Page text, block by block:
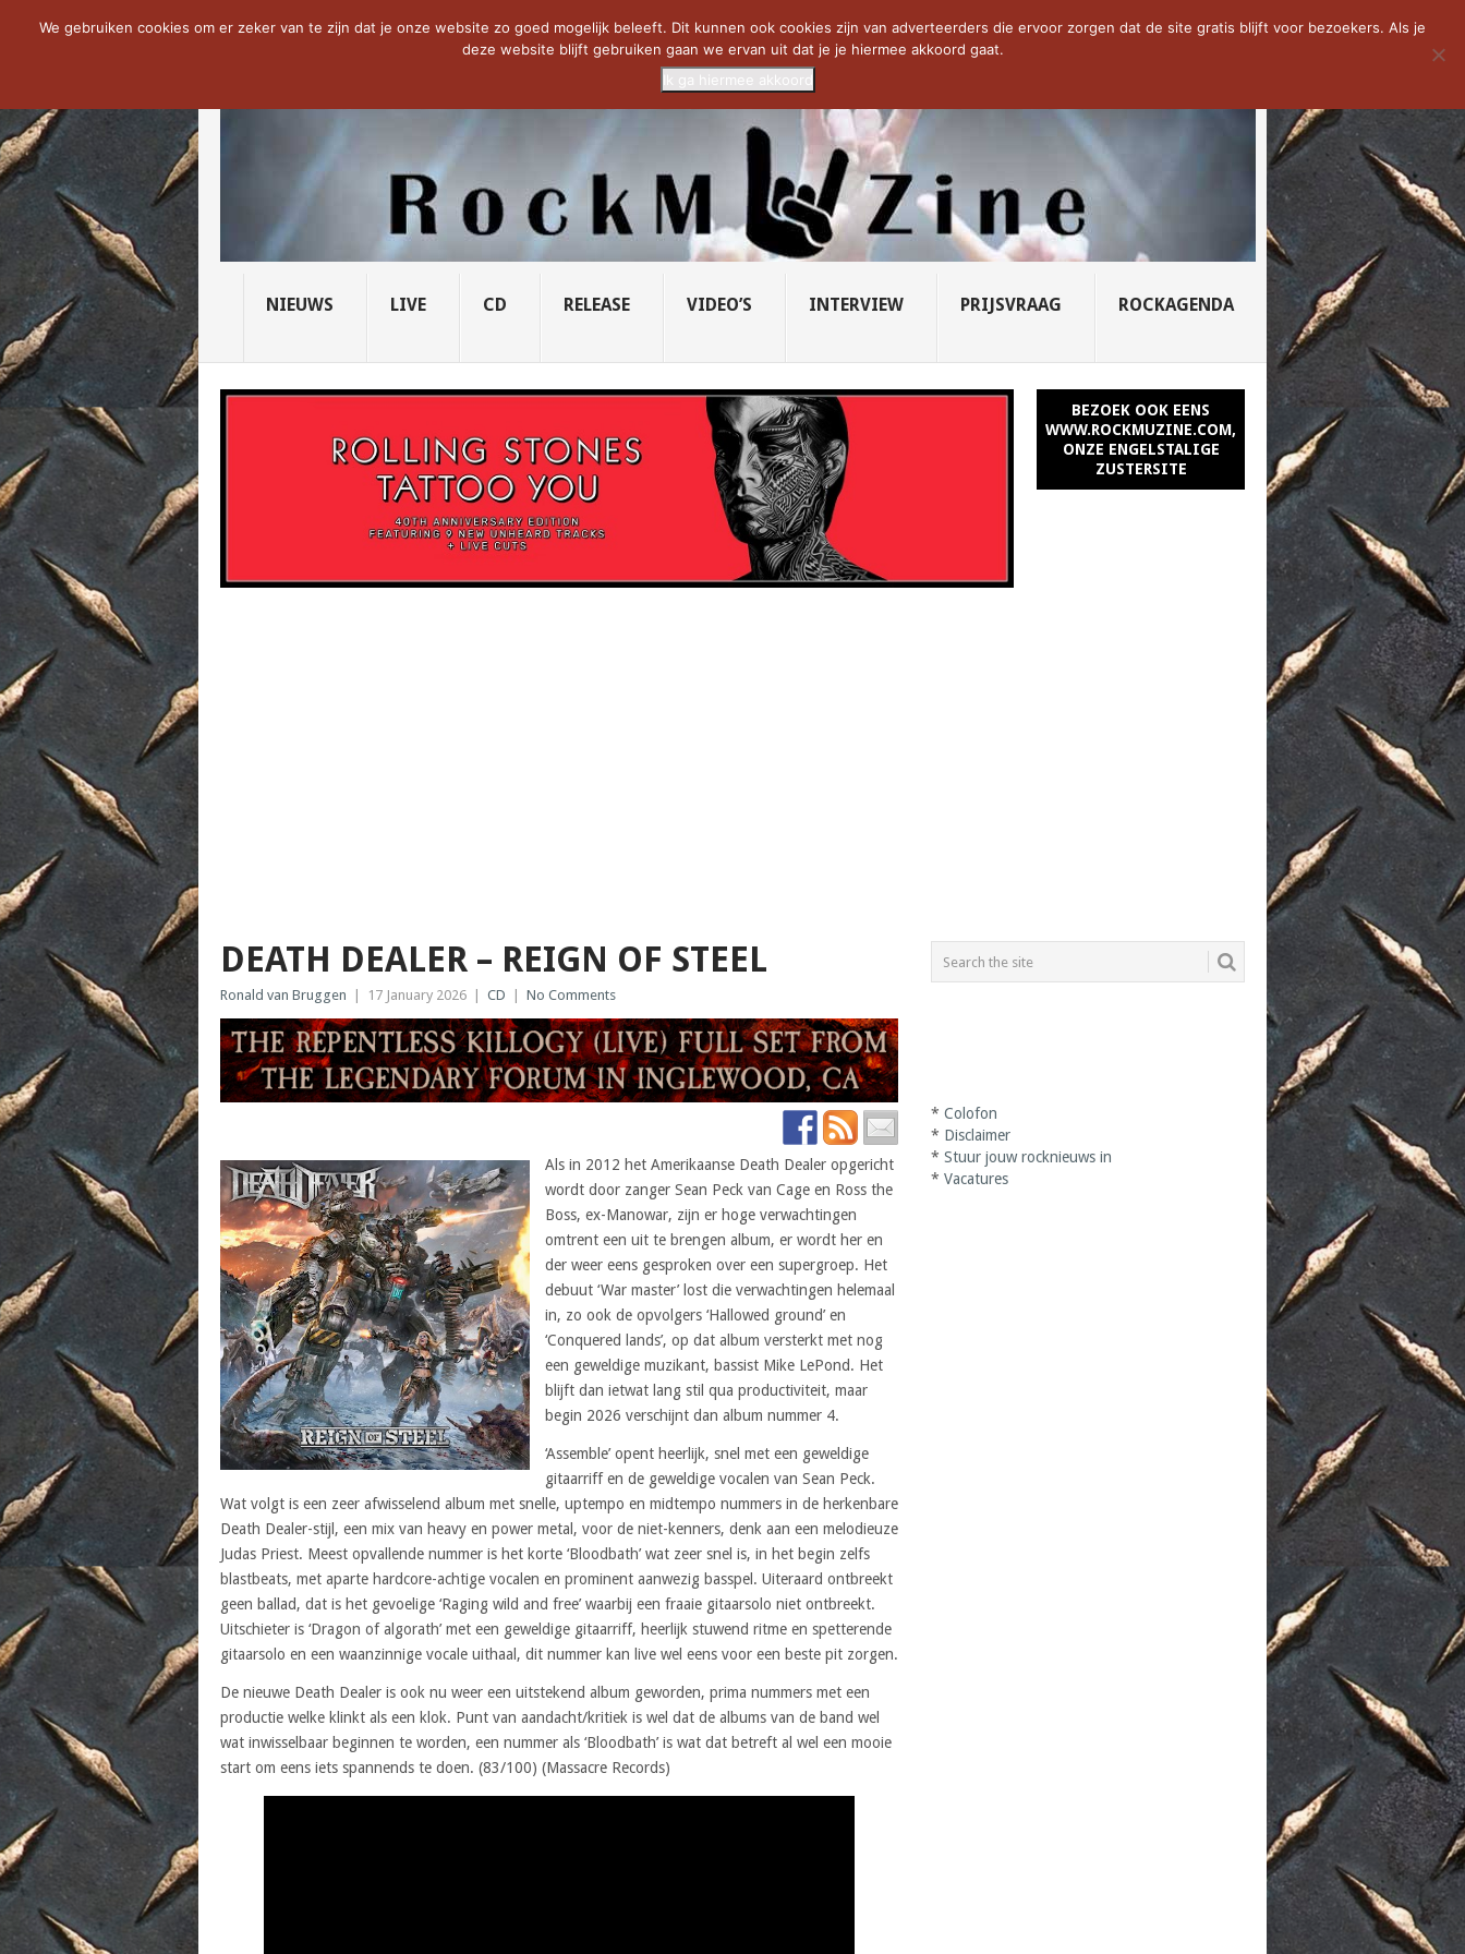
NOW TRENDING: THE VICIOUS HEAD SOCIETY... PRIDE OF LIONS – U... SAVATAGE KOMT TERUG IN 0... CD VAN DE WEEK: SLEEPING...
NIEUWS LIVE CD RELEASE VIDEO’S INTERVIEW PRIJSVRAAG ROCKAGENDA
BEZOEK OOK EENS
WWW.ROCKMUZINE.COM,
ONZE ENGELSTALIGE
ZUSTERSITE
DEATH DEALER – REIGN OF STEEL
Ronald van Bruggen 17 January 2026 CD No Comments
Als in 2012 het Amerikaanse Death Dealer opgericht
wordt door zanger Sean Peck van Cage en Ross the
Boss, ex-Manowar, zijn er hoge verwachtingen
omtrent een uit te brengen album, er wordt her en
der weer eens gesproken over een supergroep. Het
debuut ‘War master’ lost die verwachtingen helemaal
in, zo ook de opvolgers ‘Hallowed ground’ en
‘Conquered lands’, op dat album versterkt met nog
een geweldige muzikant, bassist Mike LePond. Het
blijft dan ietwat lang stil qua productiviteit, maar
begin 2026 verschijnt dan album nummer 4.
‘Assemble’ opent heerlijk, snel met een geweldige
gitaarriff en de geweldige vocalen van Sean Peck.
Wat volgt is een zeer afwisselend album met snelle, uptempo en midtempo nummers in de herkenbare
Death Dealer-stijl, een mix van heavy en power metal, voor de niet-kenners, denk aan een melodieuze
Judas Priest. Meest opvallende nummer is het korte ‘Bloodbath’ wat zeer snel is, in het begin zelfs
blastbeats, met aparte hardcore-achtige vocalen en prominent aanwezig basspel. Uiteraard ontbreekt
geen ballad, dat is het gevoelige ‘Raging wild and free’ waarbij een fraaie gitaarsolo niet ontbreekt.
Uitschieter is ‘Dragon of algorath’ met een geweldige gitaarriff, heerlijk stuwend ritme en spetterende
gitaarsolo en een waanzinnige vocale uithaal, dit nummer kan live wel eens voor een beste pit zorgen.
De nieuwe Death Dealer is ook nu weer een uitstekend album geworden, prima nummers met een
productie welke klinkt als een klok. Punt van aandacht/kritiek is wel dat de albums van de band wel
wat inwisselbaar beginnen te worden, een nummer als ‘Bloodbath’ is wat dat betreft al wel een mooie
start om eens iets spannends te doen. (83/100) (Massacre Records)
*Colofon
* Disclaimer
*Stuur jouw rocknieuws in
*Vacatures
We gebruiken cookies om er zeker van te zijn dat je onze website zo goed mogelijk beleeft. Dit kunnen ook cookies zijn van adverteerders die ervoor zorgen dat de site gratis blijft voor bezoekers. Als je
deze website blijft gebruiken gaan we ervan uit dat je je hiermee akkoord gaat.
Ik ga hiermee akkoord